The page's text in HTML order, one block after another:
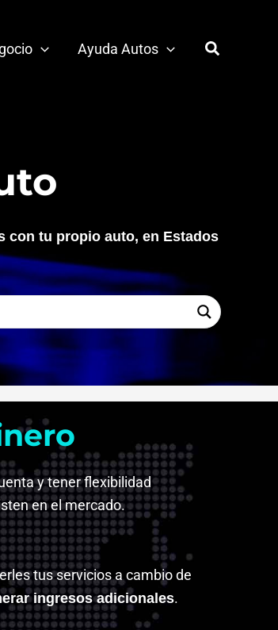
Ayuda Autos Buscar
con tu propio auto, en Estados
y tener flexibilidad
en el mercado.
tus servicios a cambio de
ingresos adicionales.